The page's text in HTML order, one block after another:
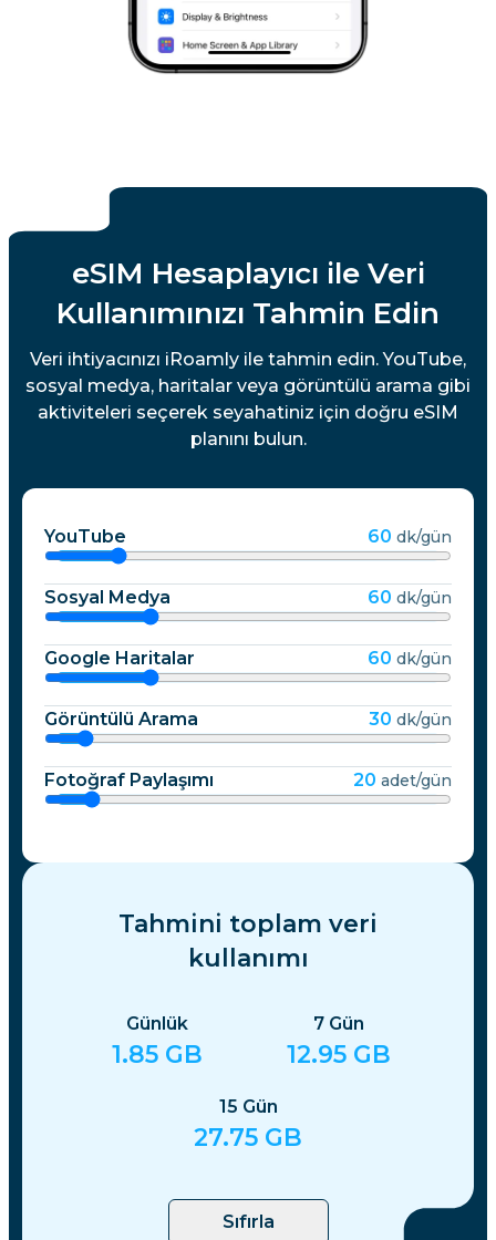
eSIM Hesaplayıcı ile Veri
Kullanımınızı Tahmin Edin
Veri ihtiyacınızı iRoamly ile tahmin edin. YouTube,
sosyal medya, haritalar veya görüntülü arama gibi
aktiviteleri seçerek seyahatiniz için doğru eSIM
planını bulun.
YouTube 60 dk/gün
Sosyal Medya 60 dk/gün
Google Haritalar 60 dk/gün
Görüntülü Arama 30 dk/gün
Fotoğraf Paylaşımı 20 adet/gün
Tahmini toplam veri
kullanımı
Günlük
1.85 GB
7 Gün
12.95 GB
15 Gün
27.75 GB
Sıfırla